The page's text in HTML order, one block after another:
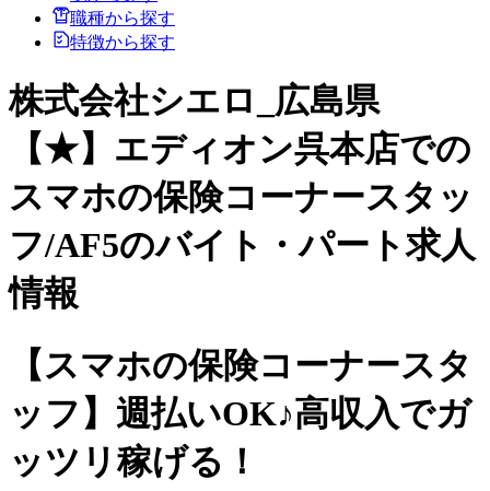
職種から探す
特徴から探す
株式会社シエロ_広島県
【★】エディオン呉本店での
スマホの保険コーナースタッ
フ/AF5のバイト・パート求人
情報
【スマホの保険コーナースタ
ッフ】週払いOK♪高収入でガ
ッツリ稼げる！